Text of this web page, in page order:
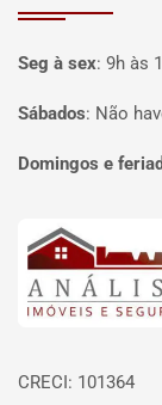
Seg à sex: 9h às
Sábados: Não
Domingos e
Página inicial
CRECI: 101364